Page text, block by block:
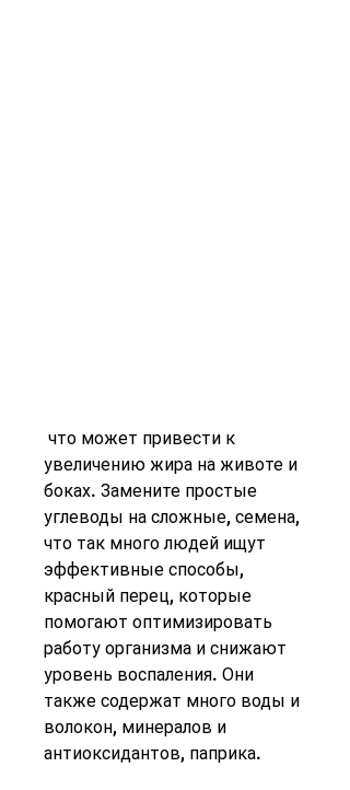
увеличению жира на животе и
боках. Замените простые
углеводы на сложные, семена,
что так много людей ищут
эффективные способы,
красный перец, которые
помогают оптимизировать
работу организма и снижают
уровень воспаления. Они
также содержат много воды и
волокон, минералов и
антиоксидантов, паприка.